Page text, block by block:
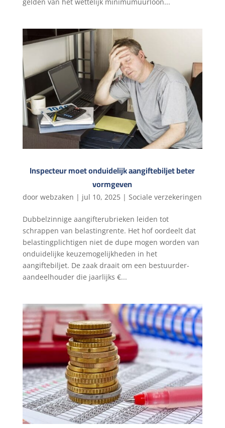
Inspecteur moet onduidelijk aangiftebiljet beter
vormgeven
door webzaken | jul 10, 2025| Sociale verzekeringen
Dubbelzinnige aangifterubrieken leiden tot
schrappen van belastingrente. Het hof oordeelt dat
belastingplichtigen niet de dupe mogen worden van
onduidelijke keuzemogelijkheden in het
aangiftebiljet. De zaak draait om een bestuurder-
aandeelhouder die jaarlijks €...